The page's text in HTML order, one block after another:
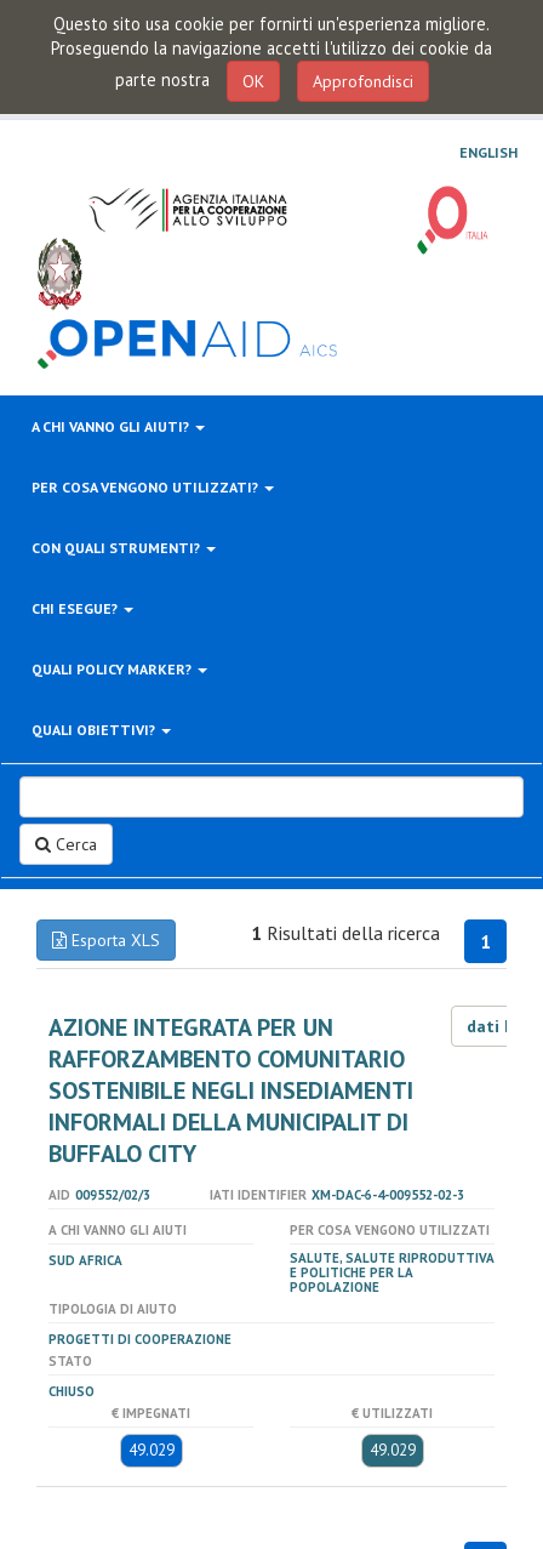
Questo sito usa cookie per fornirti un'esperienza migliore.
Proseguendo la navigazione accetti l'utilizzo dei cookie da
parte nostra
OK Approfondisci
ENGLISH
A CHI VANNO GLI AIUTI?
PER COSA VENGONO UTILIZZATI?
CON QUALI STRUMENTI?
CHI ESEGUE?
QUALI POLICY MARKER?
QUALI OBIETTIVI?
Cerca
Esporta XLS 1
1 Risultati della ricerca
AZIONE INTEGRATA PER UN
RAFFORZAMBENTO COMUNITARIO
SOSTENIBILE NEGLI INSEDIAMENTI
INFORMALI DELLA MUNICIPALIT DI
BUFFALO CITY
dati LOD
AID 009552/02/3 IATI IDENTIFIER XM-DAC-6-4-009552-02-3
A CHI VANNO GLI AIUTI
SUD AFRICA
PER COSA VENGONO UTILIZZATI
SALUTE, SALUTE RIPRODUTTIVA
E POLITICHE PER LA
POPOLAZIONE
TIPOLOGIA DI AIUTO
PROGETTI DI COOPERAZIONE
STATO
CHIUSO
€ IMPEGNATI
49.029
€ UTILIZZATI
49.029